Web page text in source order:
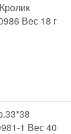
Вес 18 г
1 Вес 40